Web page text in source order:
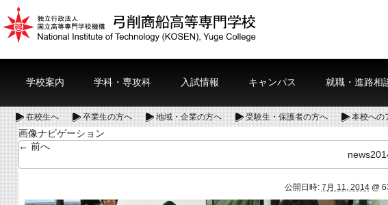
学校案内 学科・専攻科 入試情報 キャンパス 就職・進路相
在校生へ 卒業生の方へ 地域・企業の方へ 受験生・保護者の方へ 本校への
画像ナビゲーション
← 前へ
公開日時: 7月 11, 2014@